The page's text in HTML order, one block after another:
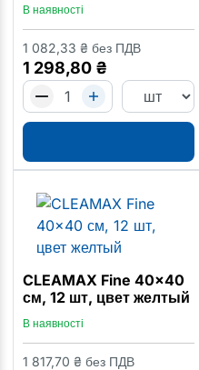
В наявності
1 298,80 ₴
1 082,33 ₴ без ПДВ
CLEAMAX Fine 40x40
см, 12 шт, цвет желтый
В наявності
1 817,70 ₴ без ПДВ